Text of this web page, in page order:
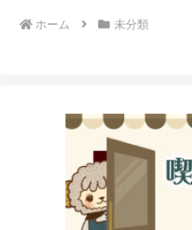
ホーム 未分類